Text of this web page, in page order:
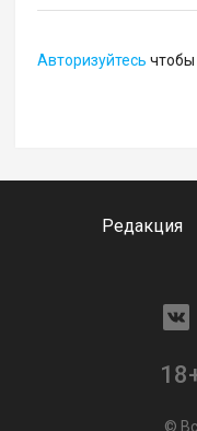
Авторизуйтесь чтобы
Редакция
©